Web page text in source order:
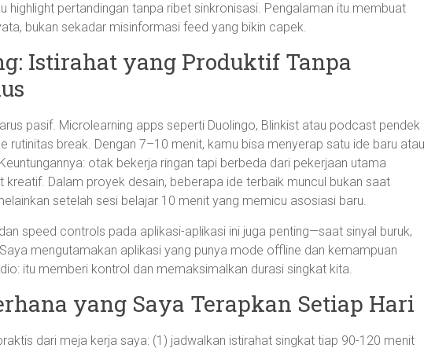
highlight pertandingan tanpa ribet sinkronisasi. Pengalaman itu membuat
bukan sekadar misinformasi feed yang bikin capek.
Istirahat yang Produktif Tanpa
pasif. Microlearning apps seperti Duolingo, Blinkist atau podcast pendek
rutinitas break. Dengan 7–10 menit, kamu bisa menyerap satu ide baru atau
otak bekerja ringan tapi berbeda dari pekerjaan utama
kreatif. Dalam proyek desain, beberapa ide terbaik muncul bukan saat
setelah sesi belajar 10 menit yang memicu asosiasi baru.
speed controls pada aplikasi-aplikasi ini juga penting—saat sinyal buruk,
mengutamakan aplikasi yang punya mode offline dan kemampuan
itu memberi kontrol dan memaksimalkan durasi singkat kita.
yang Saya Terapkan Setiap Hari
dari meja kerja saya: (1) jadwalkan istirahat singkat tiap 90-120 menit